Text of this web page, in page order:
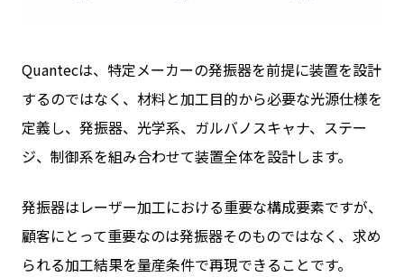
Quantecは、特定メーカーの発振器を前提に装置を設計
するのではなく、材料と加工目的から必要な光源仕様を
定義し、発振器、光学系、ガルバノスキャナ、ステー
ジ、制御系を組み合わせて装置全体を設計します。
発振器はレーザー加工における重要な構成要素ですが、
顧客にとって重要なのは発振器そのものではなく、求め
られる加工結果を量産条件で再現できることです。